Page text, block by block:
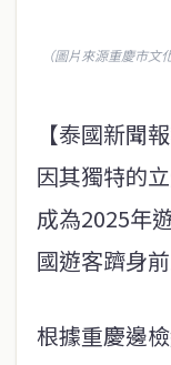
（圖片來源重慶市文
【泰國新聞
因其獨特的
成為2025年
國遊客躋身前
根據重慶邊